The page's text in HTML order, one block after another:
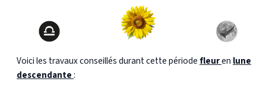
Voici les travaux conseillés durant cette période fleuren lune
descendante: